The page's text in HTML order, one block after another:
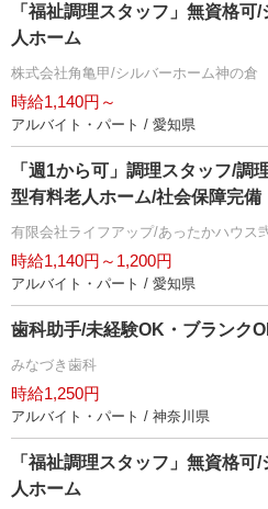
「福祉調理スタッフ」無資格
人ホーム
株式会社角亀甲/シルバーホーム神の倉
時給1,140円～
アルバイト・パート / 愛知県
「週1から可」調理スタッフ/調
型有料老人ホーム/社会保障完備
有限会社ライフアップ/あったかハウス
時給1,140円～1,200円
アルバイト・パート / 愛知県
歯科助手/未経験OK・ブランク
みなづき歯科
時給1,250円
アルバイト・パート / 神奈川県
「福祉調理スタッフ」無資格
人ホーム